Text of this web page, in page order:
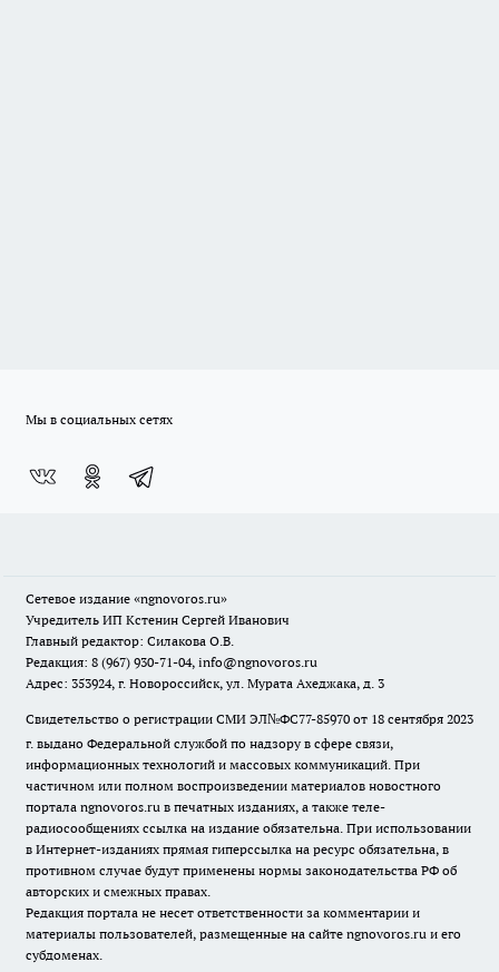
Мы в социальных сетях
Сетевое издание «ngnovoros.ru»
Учредитель ИП Кстенин Сергей Иванович
Главный редактор: Силакова О.В.
Редакция: 8 (967) 930-71-04, info@ngnovoros.ru
Адрес: 353924, г. Новороссийск, ул. Мурата Ахеджака, д. 3
Свидетельство о регистрации СМИ ЭЛ№ФС77-85970 от 18 сентября 2023
г. выдано Федеральной службой по надзору в сфере связи,
информационных технологий и массовых коммуникаций. При
частичном или полном воспроизведении материалов новостного
портала ngnovoros.ru в печатных изданиях, а также теле-
радиосообщениях ссылка на издание обязательна. При использовании
в Интернет-изданиях прямая гиперссылка на ресурс обязательна, в
противном случае будут применены нормы законодательства РФ об
авторских и смежных правах.
Редакция портала не несет ответственности за комментарии и
материалы пользователей, размещенные на сайте ngnovoros.ru и его
субдоменах.